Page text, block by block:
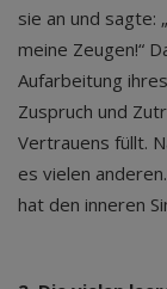
sie an und sagte:
meine Zeugen!“
Aufarbeitung
Zuspruch und
Vertrauens füllt.
es vielen
hat den inneren